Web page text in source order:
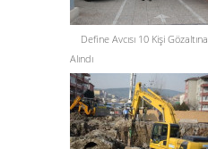
Define Avcısı 10 Kişi Gözaltına
Alındı